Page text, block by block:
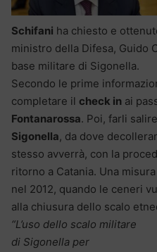
Schifani ha chiesto e
ministro della Difesa, Guido
base militare di Sigonella.
Secondo le prime
completare il check in ai
Fontanarossa. Poi, farli
Sigonella, da dove
stesso avverrà, con la
ritorno a Catania. Una
nel 2012, quando le ceneri
alla chiusura dello scalo
“L’uso dello scalo militare
di Sigonella per